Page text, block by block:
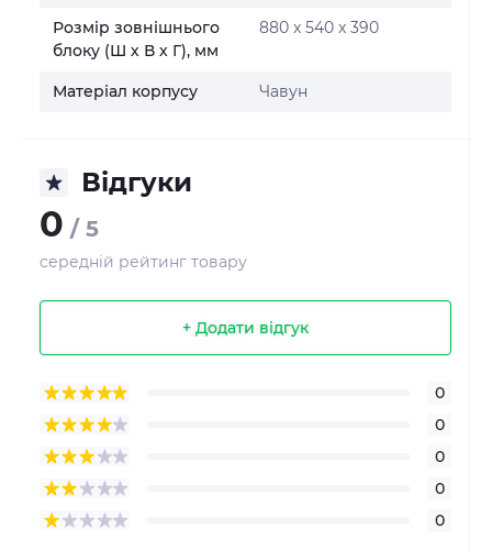
Розмір зовнішнього
блоку (Ш х В х Г), мм
880 x 540 x 390
Матеріал корпусу Чавун
Відгуки
0 / 5
середній рейтинг товару
+ Додати відгук
0
0
0
0
0